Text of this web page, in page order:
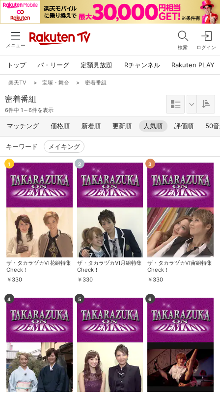
メニュー 検索 ログイン
トップ パ・リーグ 定額見放題 Rチャンネル Rakuten PLAY
楽天TV > 宝塚・舞台 > 密着番組
密着番組
6件中 1～6件を表示
マッチング 価格順 新着順 更新順 人気順 評価順 50
キーワード メイキング
1
ザ・タカラヅカVI花組特集
Check！
￥ 330
2
ザ・タカラヅカVI月組特集
Check！
￥ 330
3
ザ・タカラヅカVI宙組特集
Check！
￥ 330
4 5 6